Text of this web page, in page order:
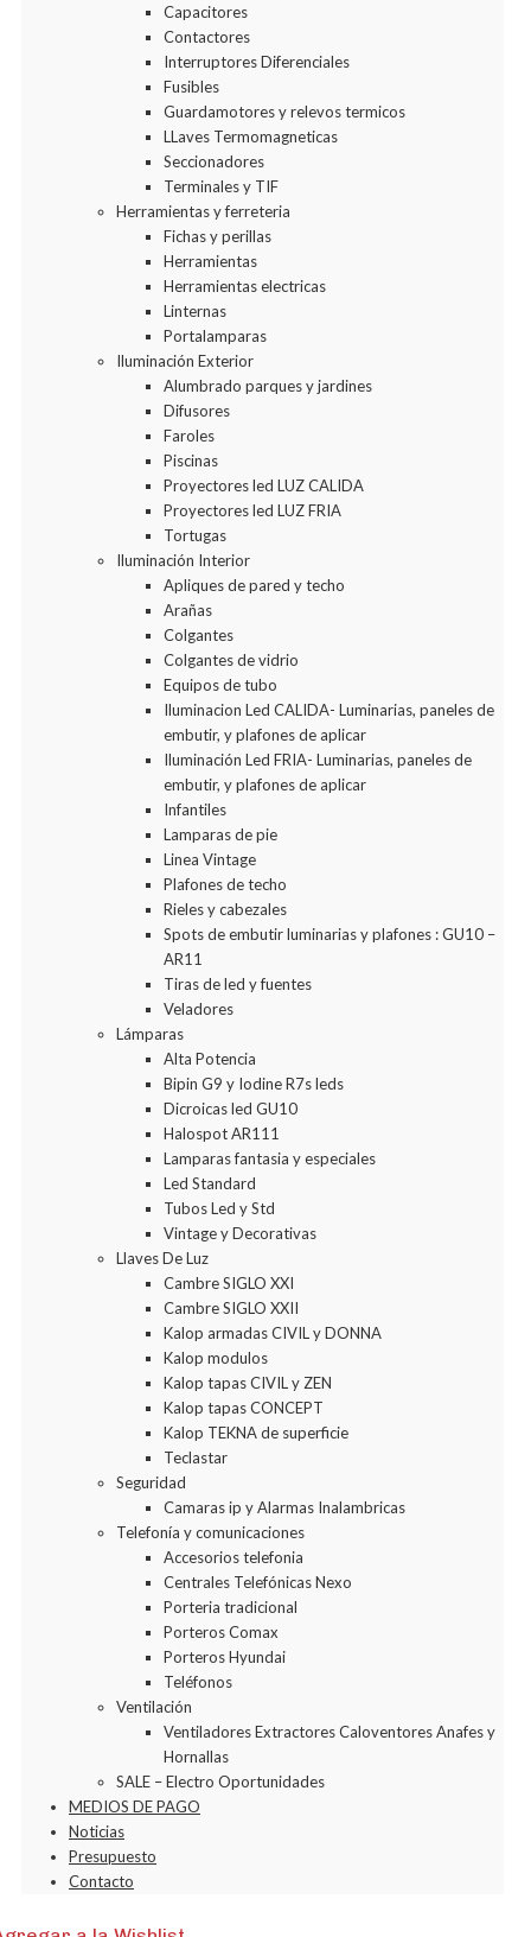
Capacitores
Contactores
Interruptores Diferenciales
Fusibles
Guardamotores y relevos termicos
LLaves Termomagneticas
Seccionadores
Terminales y TIF
Herramientas y ferreteria
Fichas y perillas
Herramientas
Herramientas electricas
Linternas
Portalamparas
Iluminación Exterior
Alumbrado parques y jardines
Difusores
Faroles
Piscinas
Proyectores led LUZ CALIDA
Proyectores led LUZ FRIA
Tortugas
Iluminación Interior
Apliques de pared y techo
Arañas
Colgantes
Colgantes de vidrio
Equipos de tubo
Iluminacion Led CALIDA- Luminarias, paneles de
embutir, y plafones de aplicar
Iluminación Led FRIA- Luminarias, paneles de
embutir, y plafones de aplicar
Infantiles
Lamparas de pie
Linea Vintage
Plafones de techo
Rieles y cabezales
Spots de embutir luminarias y plafones : GU10 –
AR11
Tiras de led y fuentes
Veladores
Lámparas
Alta Potencia
Bipin G9 y Iodine R7s leds
Dicroicas led GU10
Halospot AR111
Lamparas fantasia y especiales
Led Standard
Tubos Led y Std
Vintage y Decorativas
Llaves De Luz
Cambre SIGLO XXI
Cambre SIGLO XXII
Kalop armadas CIVIL y DONNA
Kalop modulos
Kalop tapas CIVIL y ZEN
Kalop tapas CONCEPT
Kalop TEKNA de superficie
Teclastar
Seguridad
Camaras ip y Alarmas Inalambricas
Telefonía y comunicaciones
Accesorios telefonia
Centrales Telefónicas Nexo
Porteria tradicional
Porteros Comax
Porteros Hyundai
Teléfonos
Ventilación
Ventiladores Extractores Caloventores Anafes y
Hornallas
SALE – Electro Oportunidades
MEDIOS DE PAGO
Noticias
Presupuesto
Contacto